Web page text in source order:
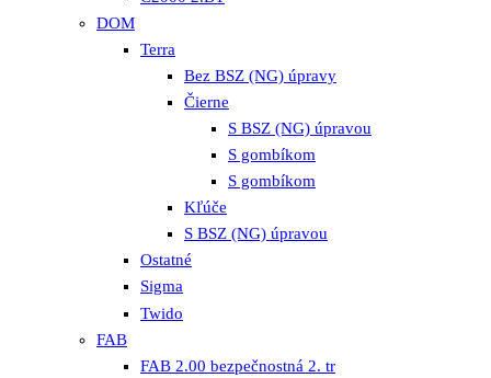
DOM
Terra
Bez BSZ (NG) úpravy
Čierne
S BSZ (NG) úpravou
S gombíkom
S gombíkom
Kľúče
S BSZ (NG) úpravou
Ostatné
Sigma
Twido
FAB
FAB 2.00 bezpečnostná 2. tr